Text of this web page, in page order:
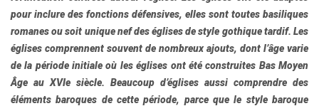
pour inclure des fonctions défensives, elles sont toutes basiliques
romanes ou soit unique nef des églises de style gothique tardif. Les
églises comprennent souvent de nombreux ajouts, dont l’âge varie
de la période initiale où les églises ont été construites Bas Moyen
Âge au XVIe siècle. Beaucoup d’églises aussi comprendre des
éléments baroques de cette période, parce que le style baroque